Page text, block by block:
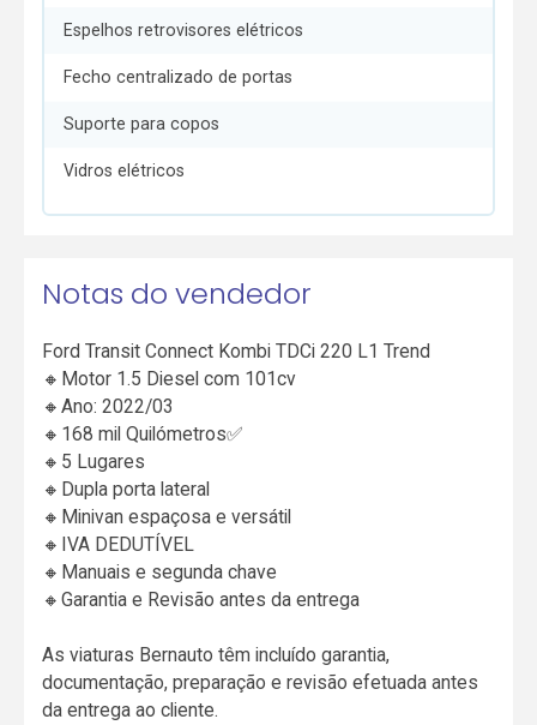
Espelhos retrovisores elétricos
Fecho centralizado de portas
Suporte para copos
Vidros elétricos
Notas do vendedor
Ford Transit Connect Kombi TDCi 220 L1 Trend
🔸Motor 1.5 Diesel com 101cv
🔸Ano: 2022/03
🔸168 mil Quilómetros✅
🔸5 Lugares
🔸Dupla porta lateral
🔸Minivan espaçosa e versátil
🔸IVA DEDUTÍVEL
🔸Manuais e segunda chave
🔸Garantia e Revisão antes da entrega
As viaturas Bernauto têm incluído garantia,
documentação, preparação e revisão efetuada antes
da entrega ao cliente.